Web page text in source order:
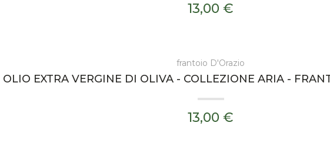
13,00 €
frantoio D'Orazio
OLIO EXTRA VERGINE DI OLIVA - COLLEZIONE ARIA -
13,00 €